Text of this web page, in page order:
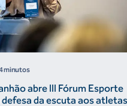
minutos
abre III Fórum Esporte
defesa da escuta aos atletas